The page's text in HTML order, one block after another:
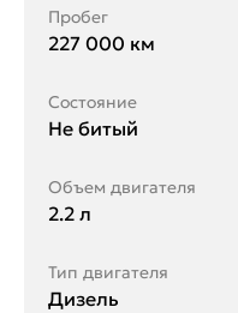
Пробег
227 000 км
Состояние
Не битый
Объем двигателя
2.2 л
Тип двигателя
Дизель